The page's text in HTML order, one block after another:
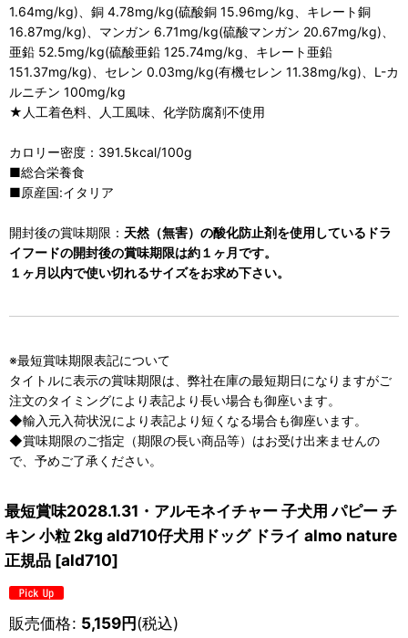
1.64mg/kg)、銅 4.78mg/kg(硫酸銅 15.96mg/kg、キレート銅
16.87mg/kg)、マンガン 6.71mg/kg(硫酸マンガン 20.67mg/kg)、
亜鉛 52.5mg/kg(硫酸亜鉛 125.74mg/kg、キレート亜鉛
151.37mg/kg)、セレン 0.03mg/kg(有機セレン 11.38mg/kg)、L-カ
ルニチン 100mg/kg
★人工着色料、人工風味、化学防腐剤不使用
カロリー密度：391.5kcal/100g
■総合栄養食
■原産国:イタリア
開封後の賞味期限： 天然（無害）の酸化防止剤を使用しているドラ
イフードの開封後の賞味期限は約１ヶ月です。
１ヶ月以内で使い切れるサイズをお求め下さい。
※最短賞味期限表記について
タイトルに表示の賞味期限は、弊社在庫の最短期日になりますがご
注文のタイミングにより表記より長い場合も御座います。
◆輸入元入荷状況により表記より短くなる場合も御座います。
◆賞味期限のご指定（期限の長い商品等）はお受け出来ませんの
で、予めご了承ください。
最短賞味2028.1.31・アルモネイチャー 子犬用 パピー チ
キン 小粒 2kg ald710仔犬用ドッグ ドライ almo nature
正規品 [ald710]
販売価格: 5,159円(税込)